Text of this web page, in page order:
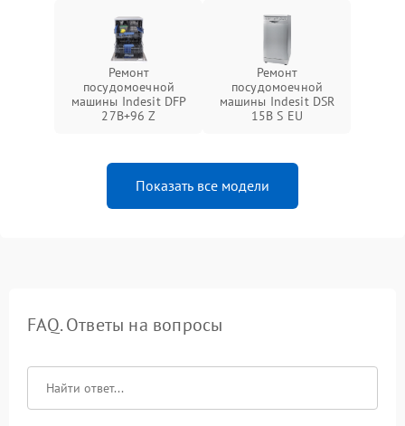
Ремонт
посудомоечной
машины Indesit DFP
27B+96 Z
Ремонт
посудомоечной
машины Indesit DSR
15B S EU
Показать все модели
FAQ. Ответы на вопросы